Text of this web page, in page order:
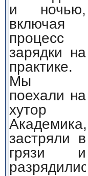
и ночью,
включая
процесс
зарядки на
практике.
Мы
поехали на
хутор
Академика,
застряли в
грязи и
разрядились